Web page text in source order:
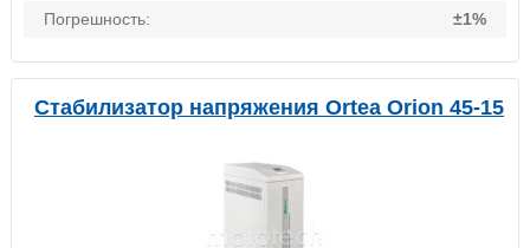
Погрешность:
±1%
Стабилизатор напряжения Ortea Orion 45-15